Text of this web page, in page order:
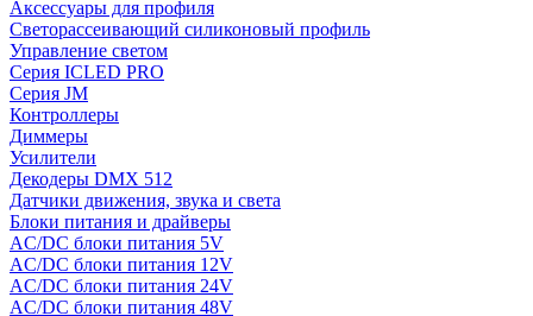
Аксессуары для профиля
Светорассеивающий силиконовый профиль
Управление светом
Серия ICLED PRO
Серия JM
Контроллеры
Диммеры
Усилители
Декодеры DMX 512
Датчики движения, звука и света
Блоки питания и драйверы
AC/DC блоки питания 5V
AC/DC блоки питания 12V
AC/DC блоки питания 24V
AC/DC блоки питания 48V